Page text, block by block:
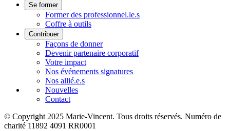
Se former
Former des professionnel.le.s
Coffre à outils
Contribuer
Façons de donner
Devenir partenaire corporatif
Votre impact
Nos événements signatures
Nos allié.e.s
Nouvelles
Contact
© Copyright 2025 Marie-Vincent. Tous droits réservés. Numéro de
charité 11892 4091 RR0001